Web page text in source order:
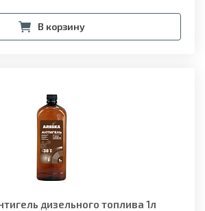
В корзину
дизельного топлива 1л